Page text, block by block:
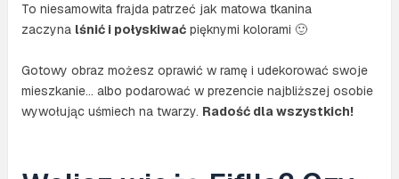
To niesamowita frajda patrzeć jak matowa tkanina
zaczyna lśnić i połyskiwaćpięknymi kolorami 🙂
Gotowy obraz możesz oprawić w ramę i udekorować swoje
mieszkanie… albo podarować w prezencie najbliższej osobie
wywołując uśmiech na twarzy. Radość dla wszystkich!